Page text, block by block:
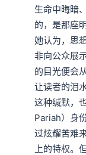
生命中晦暗
的，是那座
她认为，思
非向公众展
的目光便会
让读者的泪
这种缄默，
Pariah）身
过炫耀苦难
上的特权。